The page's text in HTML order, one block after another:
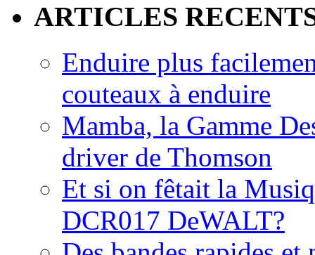
ARTICLES
Enduire plus
couteaux à enduire
Mamba, la Gamme
driver de Thomson
Et si on fêtait la
DCR017 DeWALT?